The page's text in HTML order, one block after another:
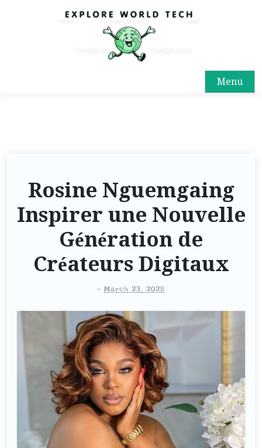
Menu
Rosine Nguemgaing
Inspirer une Nouvelle
Génération de
Créateurs Digitaux
- March 23, 2025